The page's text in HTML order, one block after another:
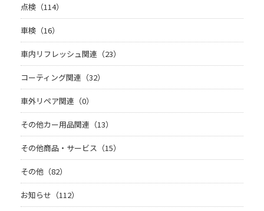
点検（114）
車検（16）
車内リフレッシュ関連（23）
コーティング関連（32）
車外リペア関連（0）
その他カー用品関連（13）
その他商品・サービス（15）
その他（82）
お知らせ（112）